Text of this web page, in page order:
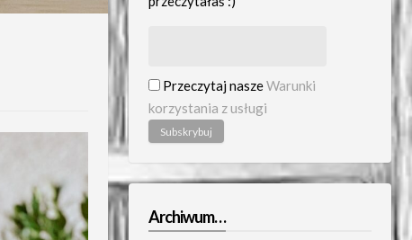
Przeczytaj naszeWarunki
korzystania z usługi
Archiwum…